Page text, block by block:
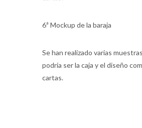
6ª Mockup de la baraja
Se han realizado varias
podría ser la caja y el diseño
cartas.